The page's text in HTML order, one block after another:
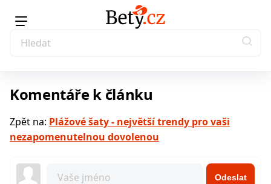
Komentáře k článku
Zpět na: Plážové šaty - největší trendy pro vaši
nezapomenutelnou dovolenou
Odeslat